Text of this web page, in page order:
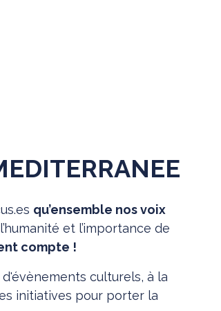
qu’ensemble nos voix
et l’importance de
compte !
culturels, à la
initiatives pour porter la